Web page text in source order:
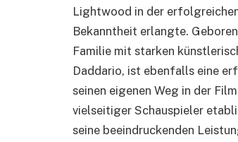
Lightwood in der
Bekanntheit erlangte.
Familie mit starken
Daddario, ist ebenfalls eine
seinen eigenen Weg in der
vielseitiger Schauspieler
seine beeindruckenden